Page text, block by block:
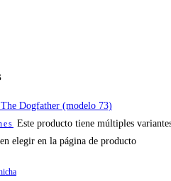
Este producto tiene múltiples
elegir en la página de producto